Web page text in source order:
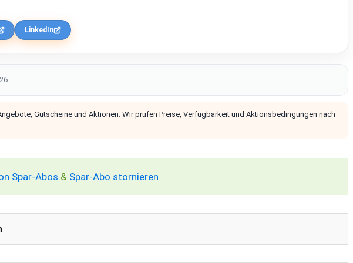
LinkedIn
Gutscheine und Aktionen. Wir prüfen Preise, Verfügbarkeit und Aktionsbedingungen nach
Spar-Abos & Spar-Abo stornieren